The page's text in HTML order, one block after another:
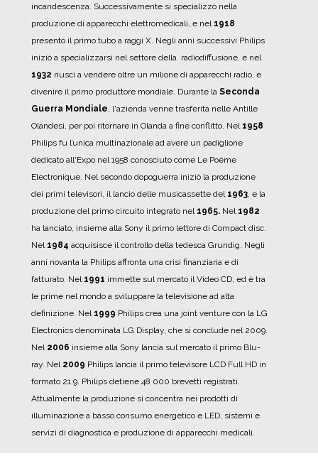
incandescenza. Successivamente si specializzò nella
produzione di apparecchi elettromedicali, e nel 1918
presentò il primo tubo a raggi X. Negli anni successivi Philips
iniziò a specializzarsi nel settore della radiodiffusione, e nel
1932 riuscì a vendere oltre un milione di apparecchi radio, e
divenire il primo produttore mondiale. Durante la Seconda
Guerra Mondiale, l'azienda venne trasferita nelle Antille
Olandesi, per poi ritornare in Olanda a fine conflitto. Nel 1958
Philips fu l’unica multinazionale ad avere un padiglione
dedicato all'Expo nel 1958 conosciuto come Le Poème
Electronique. Nel secondo dopoguerra iniziò la produzione
dei primi televisori, il lancio delle musicassette del 1963, e la
produzione del primo circuito integrato nel 1965. Nel 1982
ha lanciato, insieme alla Sony il primo lettore di Compact disc.
Nel 1984 acquisisce il controllo della tedesca Grundig. Negli
anni novanta la Philips affronta una crisi finanziaria e di
fatturato. Nel 1991 immette sul mercato il Video CD, ed è tra
le prime nel mondo a sviluppare la televisione ad alta
definizione. Nel 1999 Philips crea una joint venture con la LG
Electronics denominata LG Display, che si conclude nel 2009.
Nel 2006 insieme alla Sony lancia sul mercato il primo Blu-
ray. Nel 2009 Philips lancia il primo televisore LCD Full HD in
formato 21:9. Philips detiene 48 000 brevetti registrati.
Attualmente la produzione si concentra nei prodotti di
illuminazione a basso consumo energetico e LED, sistemi e
servizi di diagnostica e produzione di apparecchi medicali.